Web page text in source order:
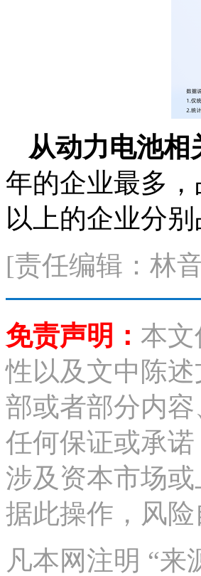
从动力电池相
年的企业最多，
以上的企业分别
[责任编辑：林
免责声明： 本
性以及文中陈
部或者部分内
任何保证或承
涉及资本市场
据此操作，风险
凡本网注明 “